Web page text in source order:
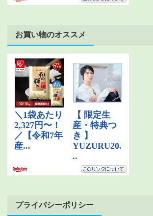
お買い物のオススメ
プライバシーポリシー